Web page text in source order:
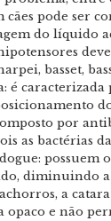
cães pode ser
do líquido
basset,
é caracterizada
por
as bactérias
possuem
diminuindo
a
opaco e não